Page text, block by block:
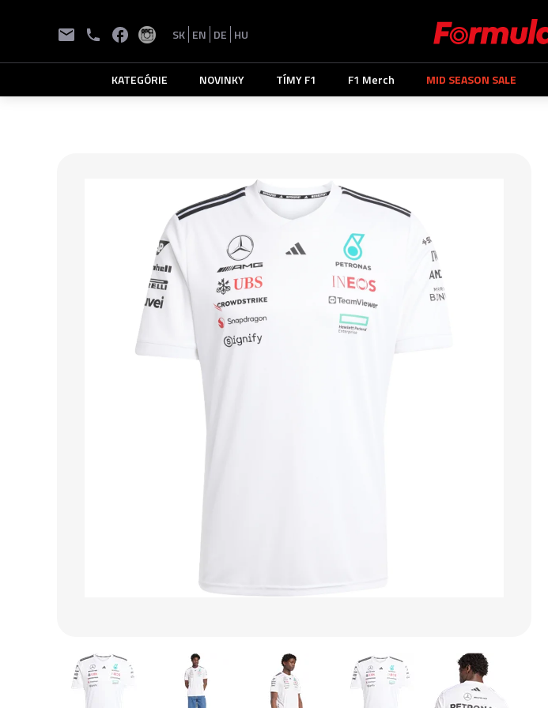
SK EN DE HU
KATEGÓRIE NOVINKY TÍMY F1 F1 Merch MID SEASON SALE